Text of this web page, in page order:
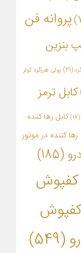
پروانه فن
بنزین
(21) پولی هرزگرد کولر
کابل ترمز
(17)
کابل رها کننده
رها کننده در موتور
(185)
کفپوش
(549)